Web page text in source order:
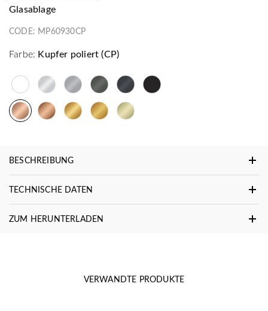
Glasablage
CODE: MP60930CP
Farbe: Kupfer poliert (CP)
BESCHREIBUNG
TECHNISCHE DATEN
ZUM HERUNTERLADEN
VERWANDTE PRODUKTE